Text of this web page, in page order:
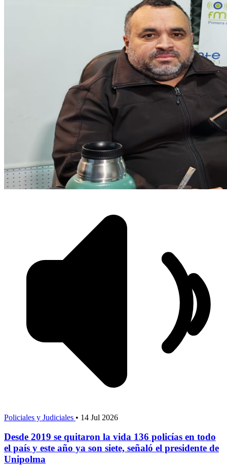
Policiales y Judiciales • 14 Jul 2026
Desde 2019 se quitaron la vida 136 policías en todo
el país y este año ya son siete, señaló el presidente de
Unipolma